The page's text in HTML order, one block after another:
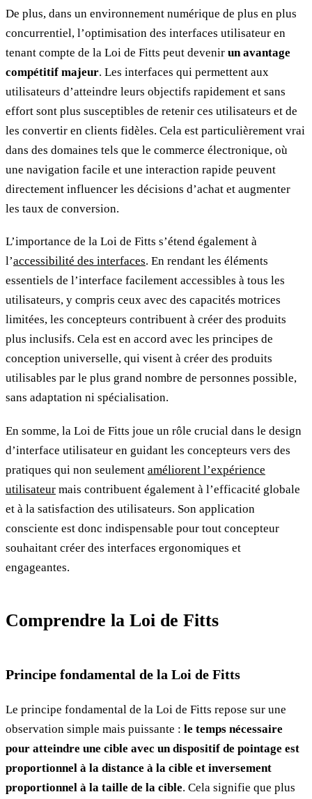
De plus, dans un environnement numérique de plus en plus
concurrentiel, l’optimisation des interfaces utilisateur en
tenant compte de la Loi de Fitts peut devenir un avantage
compétitif majeur. Les interfaces qui permettent aux
utilisateurs d’atteindre leurs objectifs rapidement et sans
effort sont plus susceptibles de retenir ces utilisateurs et de
les convertir en clients fidèles. Cela est particulièrement vrai
dans des domaines tels que le commerce électronique, où
une navigation facile et une interaction rapide peuvent
directement influencer les décisions d’achat et augmenter
les taux de conversion.
L’importance de la Loi de Fitts s’étend également à
l’accessibilité des interfaces. En rendant les éléments
essentiels de l’interface facilement accessibles à tous les
utilisateurs, y compris ceux avec des capacités motrices
limitées, les concepteurs contribuent à créer des produits
plus inclusifs. Cela est en accord avec les principes de
conception universelle, qui visent à créer des produits
utilisables par le plus grand nombre de personnes possible,
sans adaptation ni spécialisation.
En somme, la Loi de Fitts joue un rôle crucial dans le design
d’interface utilisateur en guidant les concepteurs vers des
pratiques qui non seulement améliorent l’expérience
utilisateur mais contribuent également à l’efficacité globale
et à la satisfaction des utilisateurs. Son application
consciente est donc indispensable pour tout concepteur
souhaitant créer des interfaces ergonomiques et
engageantes.
Comprendre la Loi de Fitts
Principe fondamental de la Loi de Fitts
Le principe fondamental de la Loi de Fitts repose sur une
observation simple mais puissante : le temps nécessaire
pour atteindre une cible avec un dispositif de pointage est
proportionnel à la distance à la cible et inversement
proportionnel à la taille de la cible. Cela signifie que plus